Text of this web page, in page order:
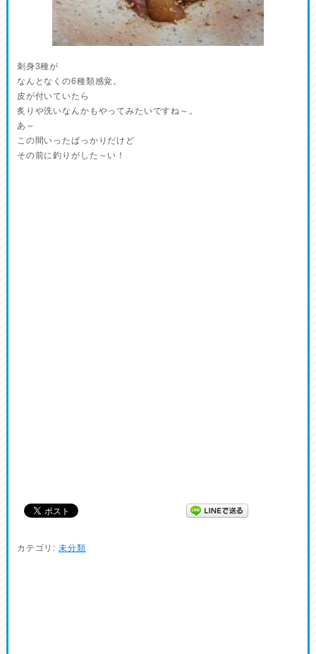
刺身3種が
なんとなくの6種類感覚。
皮が付いていたら
炙りや洗いなんかもやってみたいですね～。
あ～
この間いったばっかりだけど
その前に釣りがした～い！
カテゴリ: 未分類